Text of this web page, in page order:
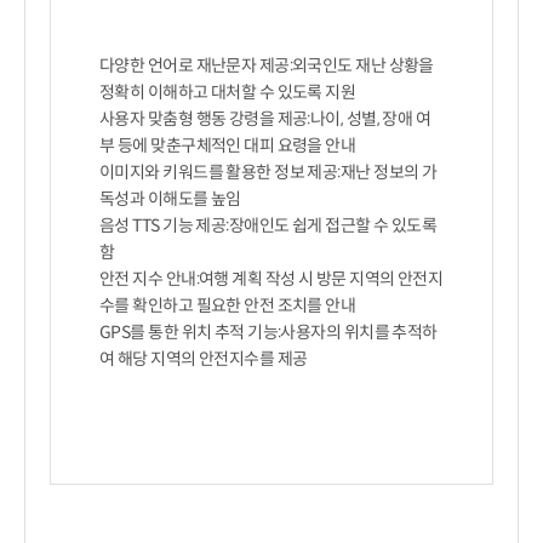
다양한 언어로 재난문자 제공:외국인도 재난 상황을
정확히 이해하고 대처할 수 있도록 지원
사용자 맞춤형 행동 강령을 제공:나이, 성별, 장애 여
부 등에 맞춘구체적인 대피 요령을 안내
이미지와 키워드를 활용한 정보 제공:재난 정보의 가
독성과 이해도를 높임
음성 TTS 기능 제공:장애인도 쉽게 접근할 수 있도록
함
안전 지수 안내:여행 계획 작성 시 방문 지역의 안전지
수를 확인하고 필요한 안전 조치를 안내
GPS를 통한 위치 추적 기능:사용자의 위치를 추적하
여 해당 지역의 안전지수를 제공